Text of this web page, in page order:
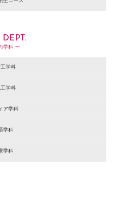
学科 ー
学科
学科
ア学科
学科
学科